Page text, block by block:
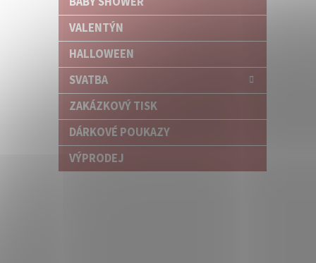
VALENTÝN
HALLOWEEN
SVATBA
ZAKÁZKOVÝ TISK
DÁRKOVÉ POUKAZY
VÝPRODEJ